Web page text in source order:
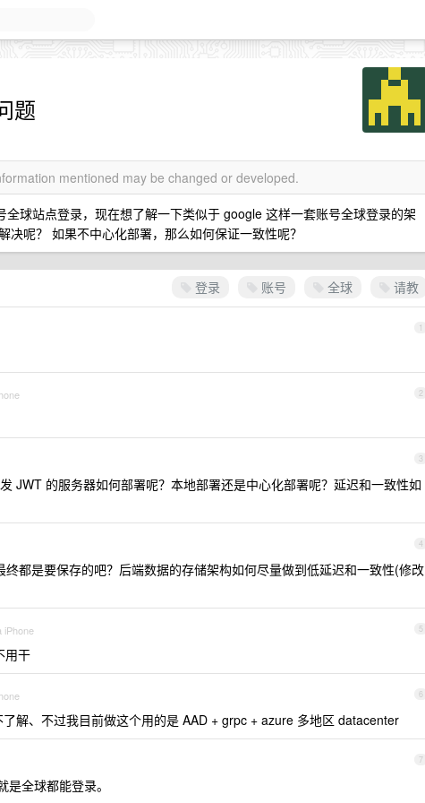
题
mentioned may be changed or developed.
球站点登录，现在想了解一下类似于 google 这样一套账号全球登录的架
呢？ 如果不中心化部署，那么如何保证一致性呢？
登录 账号 全球 请教
1
2
3
JWT 的服务器如何部署呢？本地部署还是中心化部署呢？延迟和一致性如
4
终都是要保存的吧？后端数据的存储架构如何尽量做到低延迟和一致性(修改
5
iPhone
用干
6
解、不过我目前做这个用的是 AAD + grpc + azure 多地区 datacenter
7
全球都能登录。